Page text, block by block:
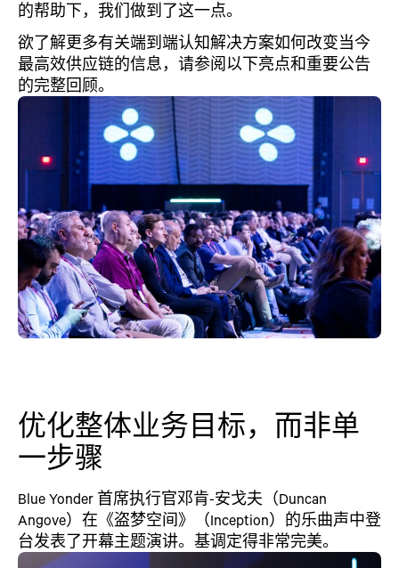
的帮助下，我们做到了这一点。
欲了解更多有关端到端认知解决方案如何改变当今
最高效供应链的信息，请参阅以下亮点和重要公告
的完整回顾。
优化整体业务目标，而非单
一步骤
Blue Yonder 首席执行官邓肯-安戈夫（Duncan
Angove）在《盗梦空间》（Inception）的乐曲声中登
台发表了开幕主题演讲。基调定得非常完美。